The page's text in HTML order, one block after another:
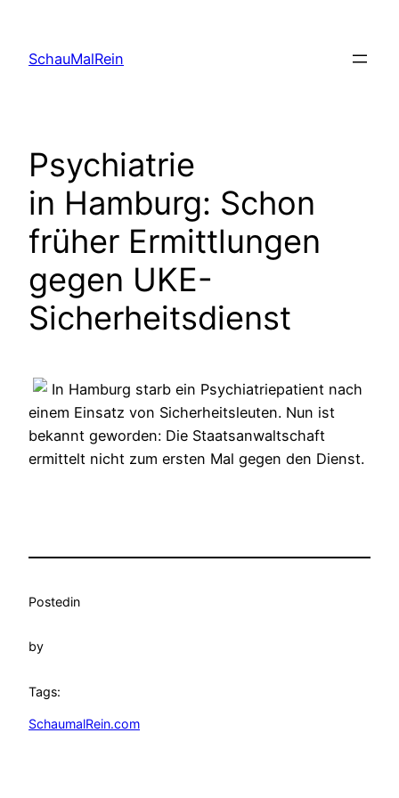
content
SchauMalRein
Psychiatrie
in Hamburg: Schon
früher Ermittlungen
gegen UKE-
Sicherheitsdienst
In Hamburg starb ein Psychiatriepatient nach
einem Einsatz von Sicherheitsleuten. Nun ist
bekannt geworden: Die Staatsanwaltschaft
ermittelt nicht zum ersten Mal gegen den Dienst.
Postedin
by
Tags:
SchaumalRein.com